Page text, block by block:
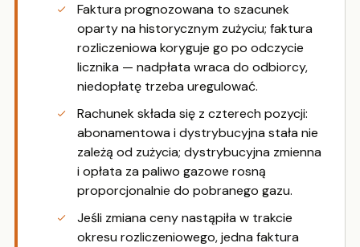
Faktura prognozowana to szacunek
oparty na historycznym zużyciu; faktura
rozliczeniowa koryguje go po odczycie
licznika — nadpłata wraca do odbiorcy,
niedopłatę trzeba uregulować.
Rachunek składa się z czterech pozycji:
abonamentowa i dystrybucyjna stała nie
zależą od zużycia; dystrybucyjna zmienna
i opłata za paliwo gazowe rosną
proporcjonalnie do pobranego gazu.
Jeśli zmiana ceny nastąpiła w trakcie
okresu rozliczeniowego, jedna faktura